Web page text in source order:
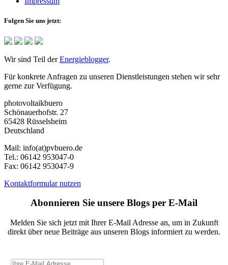
Folgen Sie uns jetzt:
Wir sind Teil derEnergieblogger.
Für konkrete Anfragen zu unseren Dienstleistungen stehen wir sehr
gerne zur Verfügung.
photovoltaikbuero
Schönauerhofstr. 27
65428 Rüsselsheim
Deutschland
Mail: info(at)pvbuero.de
Tel.: 06142 953047-0
Fax: 06142 953047-9
Kontaktformular nutzen
Abonnieren Sie unsere Blogs per E-Mail
Melden Sie sich jetzt mit Ihrer E-Mail Adresse an, um in Zukunft
direkt über neue Beiträge aus unseren Blogs informiert zu werden.